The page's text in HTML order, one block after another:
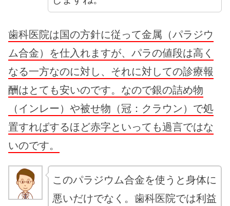
歯科医院は国の方針に従って金属（パラジウ
ム合金）を仕入れますが、パラの値段は高く
なる一方なのに対し、それに対しての診療報
酬はとても安いのです。なので銀の詰め物
（インレー）や被せ物（冠：クラウン）で処
置すればするほど赤字といっても過言ではな
いのです。
このパラジウム合金を使うと身体に
悪いだけでなく。歯科医院では利益